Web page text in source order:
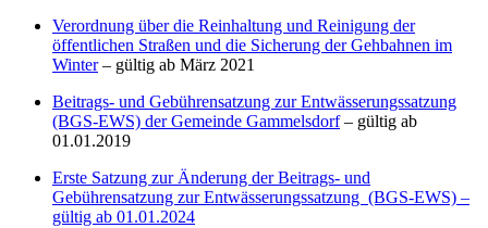
Verordnung über die Reinhaltung und Reinigung der
öffentlichen Straßen und die Sicherung der Gehbahnen im
Winter– gültig ab März 2021
Beitrags- und Gebührensatzung zur Entwässerungssatzung
(BGS-EWS) der Gemeinde Gammelsdorf– gültig ab
01.01.2019
Erste Satzung zur Änderung der Beitrags- und
Gebührensatzung zur Entwässerungssatzung (BGS-EWS) –
gültig ab 01.01.2024